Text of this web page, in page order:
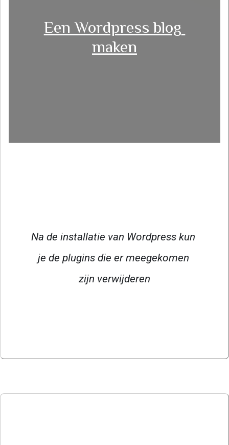
Een Wordpress blog
maken
Na de installatie van Wordpress kun
je de plugins die er meegekomen
zijn verwijderen